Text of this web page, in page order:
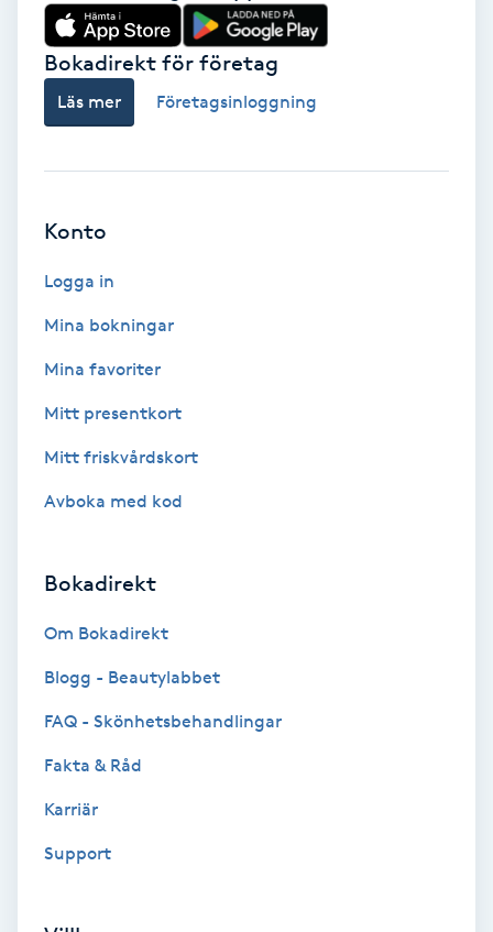
Fransk manikyr
Fransrengöring
Friskvård
Friskvårdsmassage
Funktionsanalys
Färgning
Gelenaglar
Gellack med förstärkning
Gravidmassage
Gravidyoga
Bokadirekt för företag
Läs mer Företagsinloggning
Konto
Logga in
Mina bokningar
Mina favoriter
Mitt presentkort
Mitt friskvårdskort
Avboka med kod
Bokadirekt
Om Bokadirekt
Blogg - Beautylabbet
FAQ - Skönhetsbehandlingar
Fakta & Råd
Karriär
Support